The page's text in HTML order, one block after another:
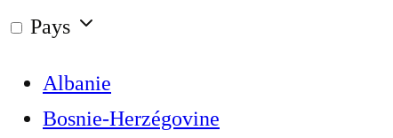
Pays
Albanie
Bosnie-Herzégovine